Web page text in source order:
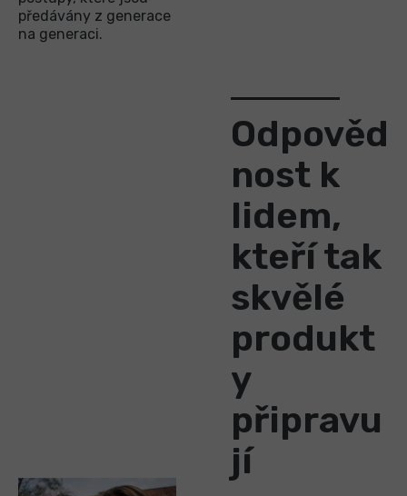
předávány z generace
na generaci.
Odpověd
nost k
lidem,
kteří tak
skvělé
produkt
y
připravu
jí